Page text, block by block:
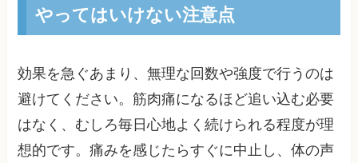
やってはいけない注意点
効果を急ぐあまり、無理な回数や強度で行うのは
避けてください。筋肉痛になるほど追い込む必要
はなく、むしろ毎日心地よく続けられる程度が理
想的です。痛みを感じたらすぐに中止し、体の声